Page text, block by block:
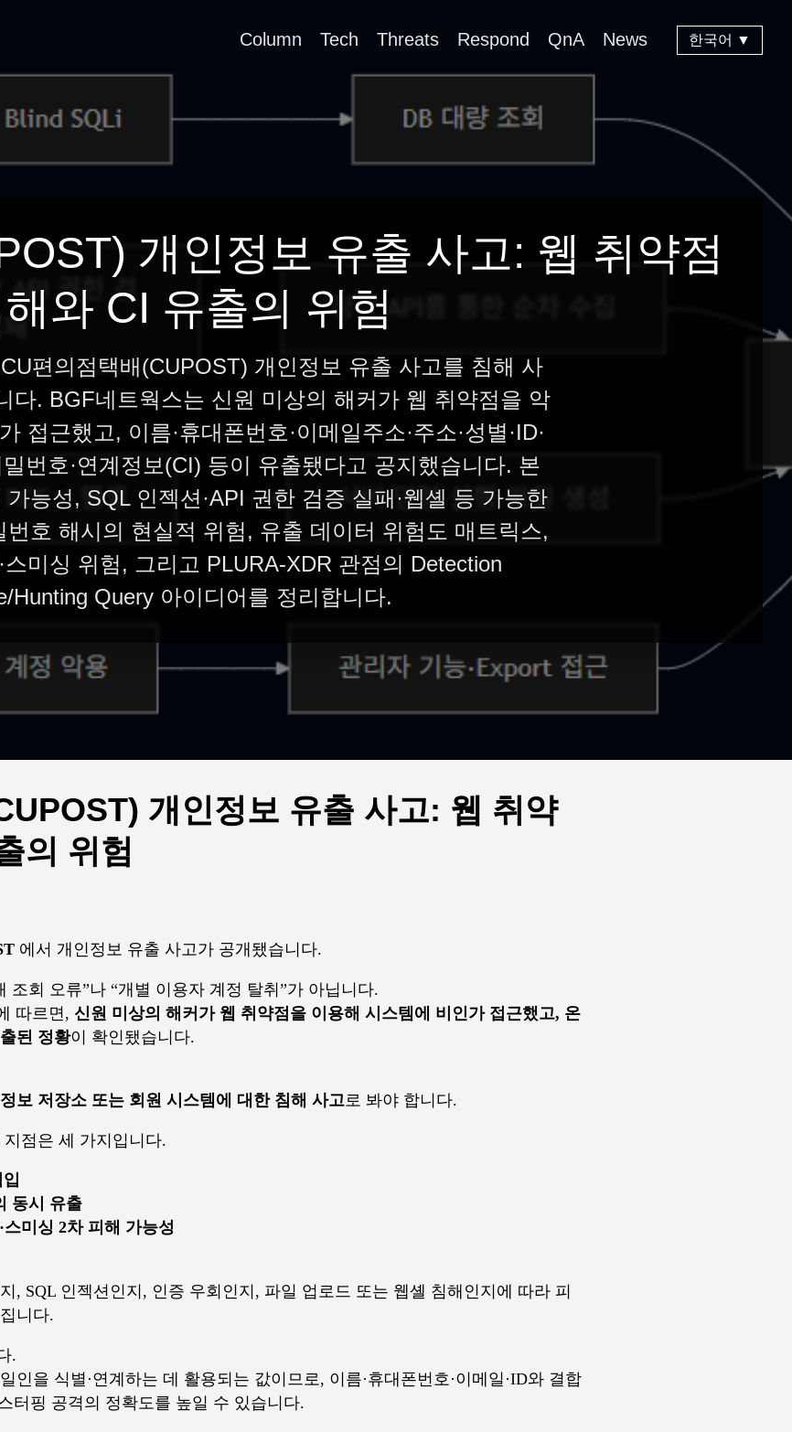
Column Tech Threats Respond QnA News 한국어 ▼
개인정보 유출 사고: 웹 취약점
와 CI 유출의 위험
편의점택배(CUPOST) 개인정보 유출 사고를 침해 사
다. BGF네트웍스는 신원 미상의 해커가 웹 취약점을 악
접근했고, 이름·휴대폰번호·이메일주소·주소·성별·ID·
번호·연계정보(CI) 등이 유출됐다고 공지했습니다. 본
능성, SQL 인젝션·API 권한 검증 실패·웹셸 등 가능한
호 해시의 현실적 위험, 유출 데이터 위험도 매트릭스,
스미싱 위험, 그리고 PLURA-XDR 관점의 Detection
Hunting Query 아이디어를 정리합니다.
개인정보 유출 사고: 웹 취약
의 위험
에서 개인정보 유출 사고가 공개됐습니다.
조회 오류”나 “개별 이용자 계정 탈취”가 아닙니다.
따르면, 신원 미상의 해커가 웹 취약점을 이용해 시스템에 비인가 접근했고, 온
된 정황이 확인됐습니다.
보 저장소 또는 회원 시스템에 대한 침해 사고로 봐야 합니다.
점은 세 가지입니다.
동시 유출
미싱 2차 피해 가능성
, SQL 인젝션인지, 인증 우회인지, 파일 업로드 또는 웹셸 침해인지에 따라 피
니다.
.
인을 식별·연계하는 데 활용되는 값이므로, 이름·휴대폰번호·이메일·ID와 결합
터핑 공격의 정확도를 높일 수 있습니다.